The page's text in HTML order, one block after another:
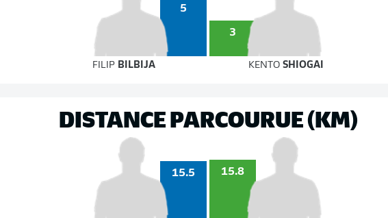
5
3
FILIP BILBIJA KENTO SHIOGAI
DISTANCE PARCOURUE (KM)
15.5 15.8